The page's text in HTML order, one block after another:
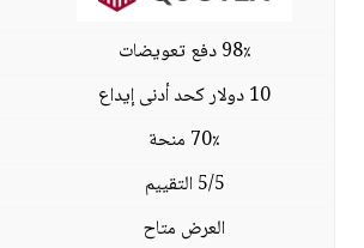
98٪ دفع تعويضات
10 دولار كحد أدنى إيداع
70٪ منحة
5/5 التقييم
العرض متاح